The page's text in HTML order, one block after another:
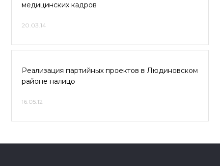
медицинских кадров
20.03.14
Реализация партийных проектов в Людиновском
районе налицо
16.05.12